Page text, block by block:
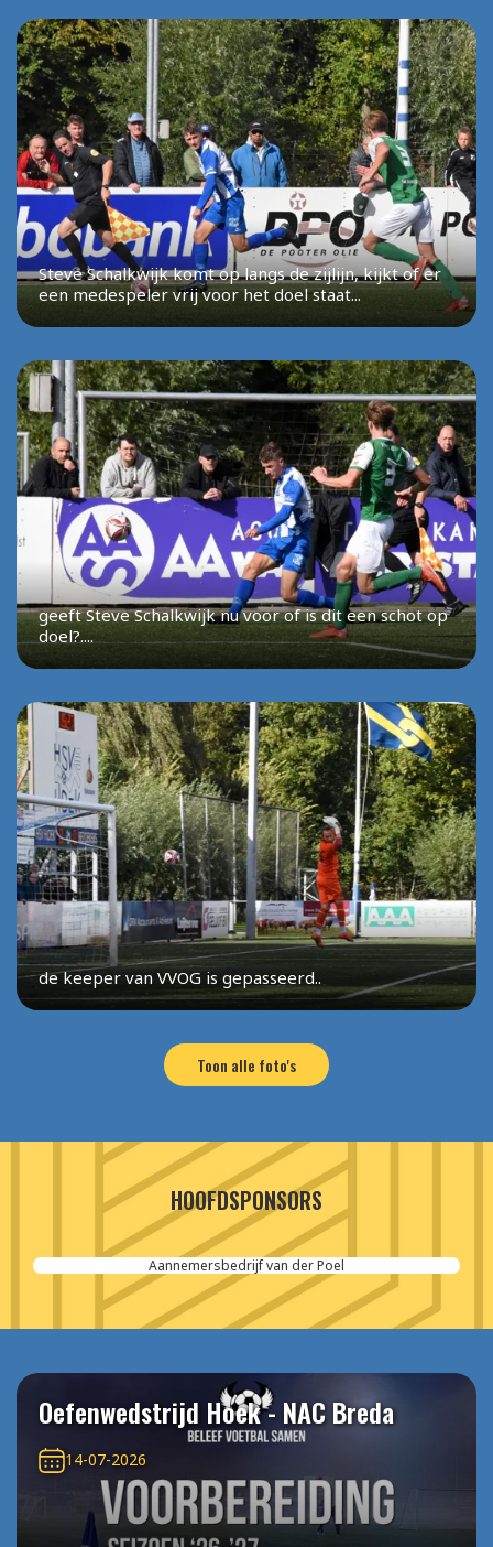
Steve Schalkwijk komt op langs de zijlijn, kijkt of er
een medespeler vrij voor het doel staat...
geeft Steve Schalkwijk nu voor of is dit een schot op
doel?....
de keeper van VVOG is gepasseerd..
Toon alle foto's
HOOFDSPONSORS
Aannemersbedrijf van der Poel
Oefenwedstrijd Hoek - NAC Breda
14-07-2026